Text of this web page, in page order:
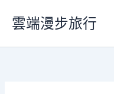
要
雲端漫步旅行